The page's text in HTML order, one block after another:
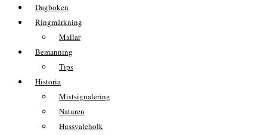
Dagboken
Ringmärkning
Mallar
Bemanning
Tips
Historia
Mistsignalering
Naturen
Hussvaleholk